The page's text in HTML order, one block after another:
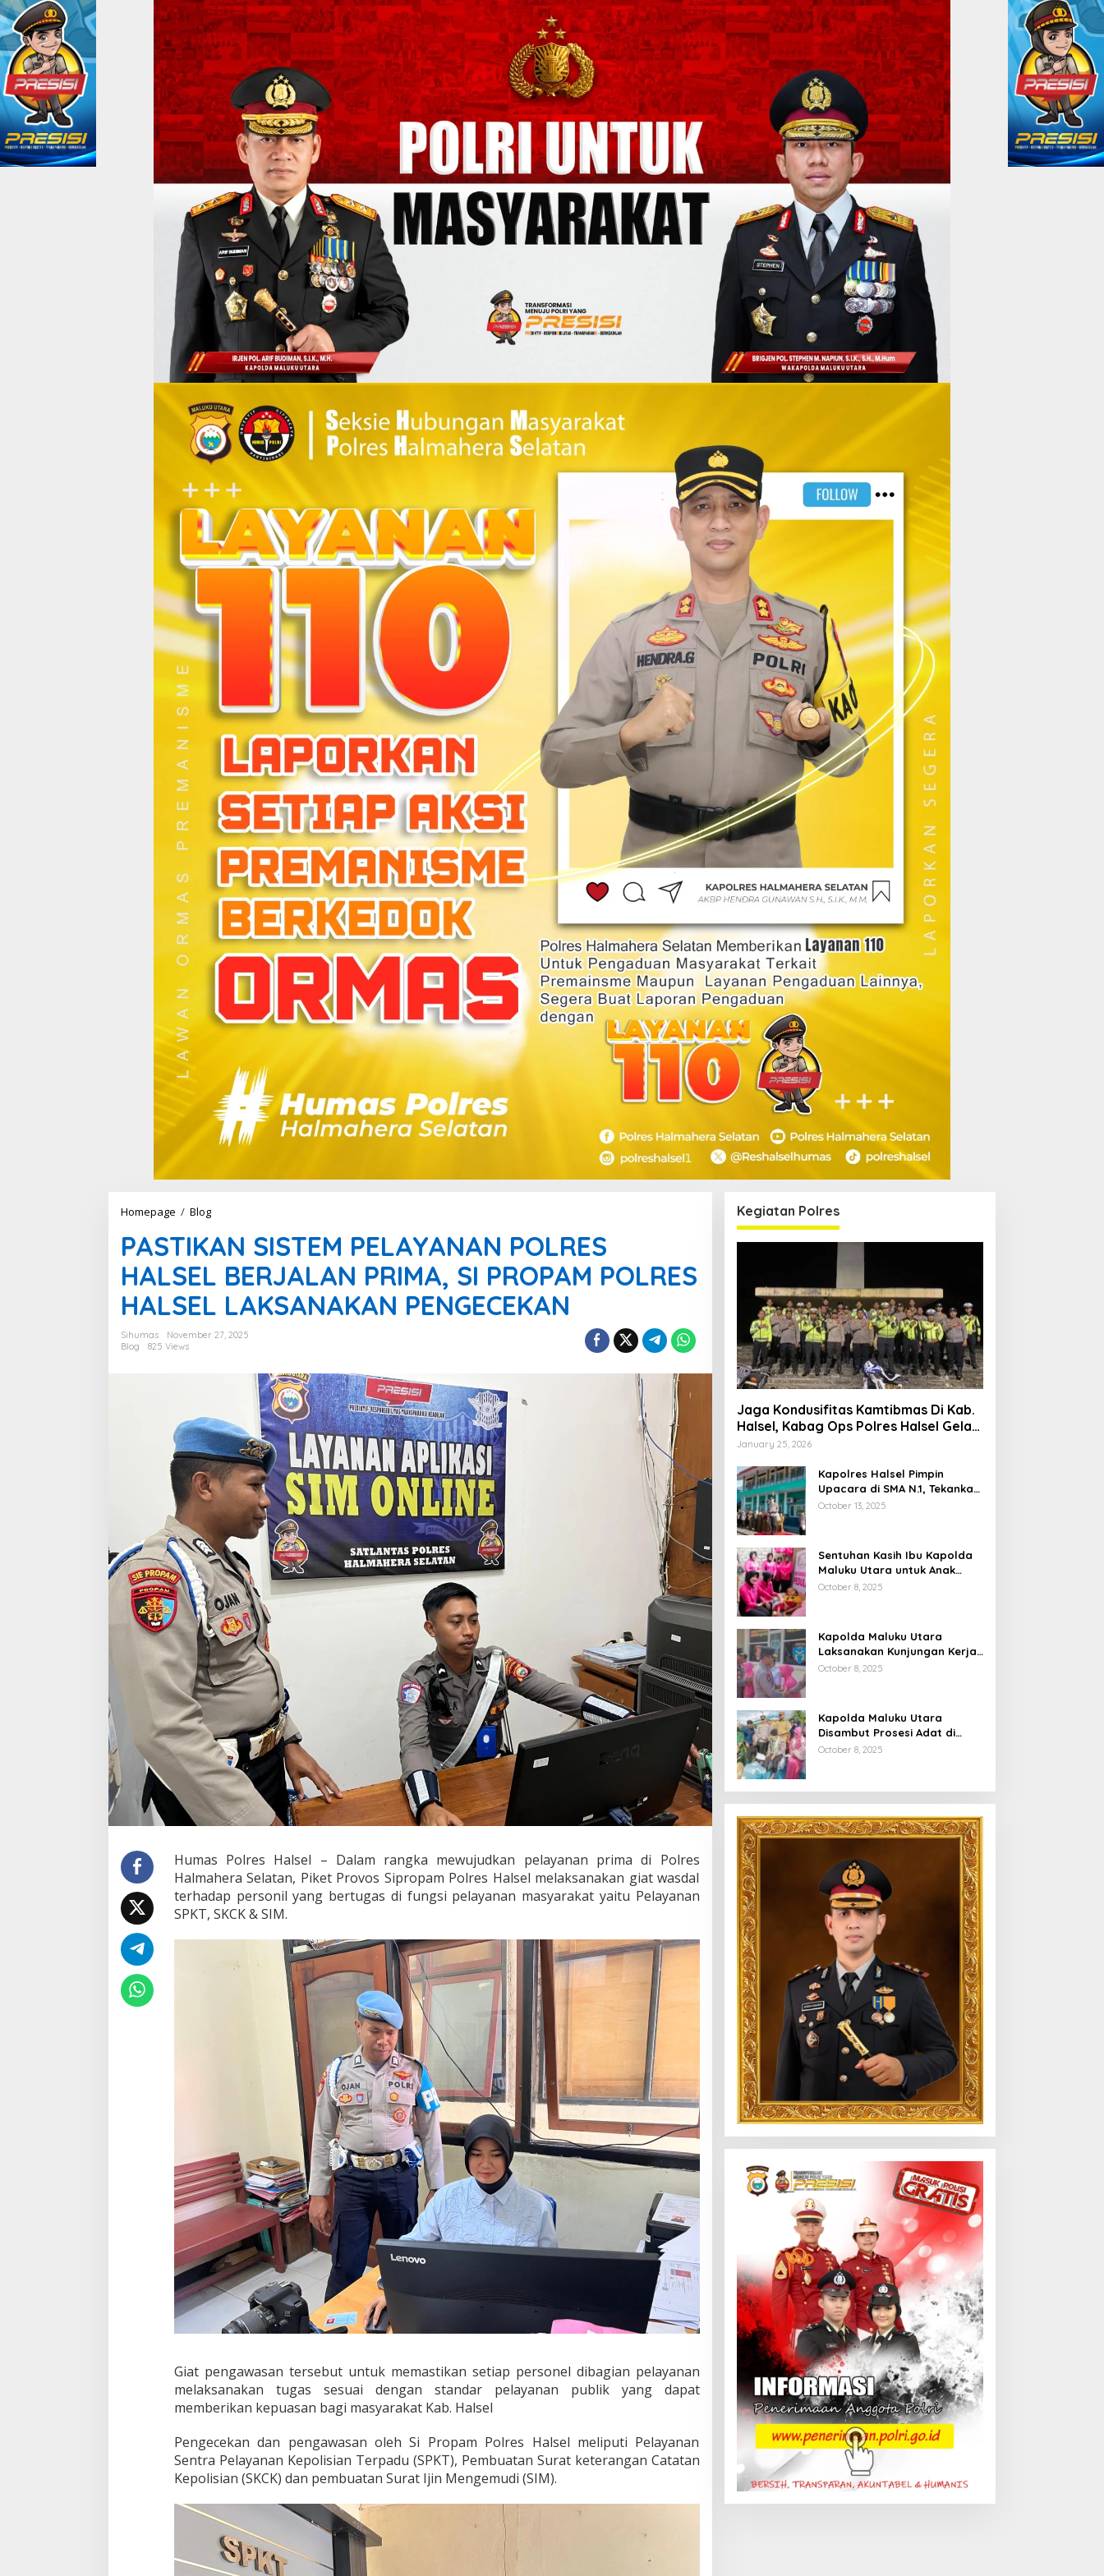
Homepage / Blog
S
T
K
N
S
P
E
L
A
Y
A
P
O
L
R
E
S
H
A
L
S
E
B
E
R
J
A
L
A
R
I
M
A
S
A
L
S
E
A
K
S
A
N
K
P
E
N
E
E
K
N
PASTIKAN SISTEM PELAYANAN POLRES
HALSEL BERJALAN PRIMA, SI PROPAM POLRES
HALSEL LAKSANAKAN PENGECEKAN
Sihumas
November 27, 2025
Blog
825 Views
Humas Polres Halsel – Dalam rangka mewujudkan pelayanan prima di Polres
Halmahera Selatan, Piket Provos Sipropam Polres Halsel melaksanakan giat wasdal
terhadap personil yang bertugas di fungsi pelayanan masyarakat yaitu Pelayanan
SPKT, SKCK & SIM.
Giat pengawasan tersebut untuk memastikan setiap personel dibagian pelayanan
melaksanakan tugas sesuai dengan standar pelayanan publik yang dapat
memberikan kepuasan bagi masyarakat Kab. Halsel
Pengecekan dan pengawasan oleh Si Propam Polres Halsel meliputi Pelayanan
Sentra Pelayanan Kepolisian Terpadu (SPKT), Pembuatan Surat keterangan Catatan
Kepolisian (SKCK) dan pembuatan Surat Ijin Mengemudi (SIM).
Kegiatan Polres
Jaga Kondusifitas Kamtibmas Di Kab.
Halsel, Kabag Ops Polres Halsel Gelar
Patroli Cipta Kondisi
January 25, 2026
Kapolres Halsel Pimpin
Upacara di SMA N.1, Tekankan
Disiplin Dan Keselamatan
October 13, 2025
Sentuhan Kasih Ibu Kapolda
Maluku Utara untuk Anak
Penyandang Hidrosefalus di
October 8, 2025
Kapolda Maluku Utara
Laksanakan Kunjungan Kerja
Di Polres Halsel
October 8, 2025
Kapolda Maluku Utara
Disambut Prosesi Adat di
Bumi Saruma
October 8, 2025